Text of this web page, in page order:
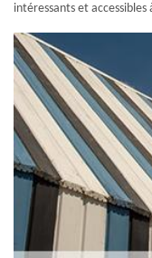
intéressants et accessibles